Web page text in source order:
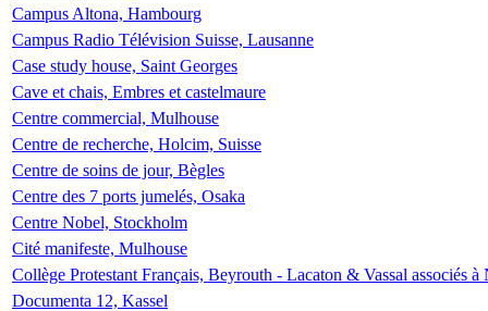
Campus Altona, Hambourg
Campus Radio Télévision Suisse, Lausanne
Case study house, Saint Georges
Cave et chais, Embres et castelmaure
Centre commercial, Mulhouse
Centre de recherche, Holcim, Suisse
Centre de soins de jour, Bègles
Centre des 7 ports jumelés, Osaka
Centre Nobel, Stockholm
Cité manifeste, Mulhouse
Collège Protestant Français, Beyrouth - Lacaton & Vassal associés
Documenta 12, Kassel